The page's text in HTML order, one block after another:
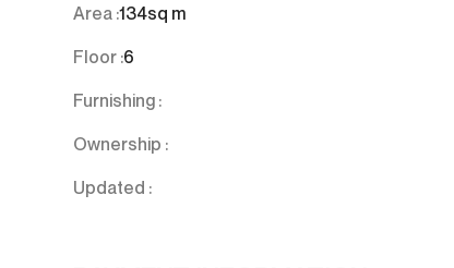
Area :134sq m
Floor :6
Furnishing :
Ownership :
Updated :